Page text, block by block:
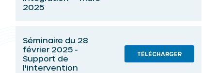
2025
Séminaire du 28
février 2025 -
Support de
l'intervention
TÉLÉCHARGER